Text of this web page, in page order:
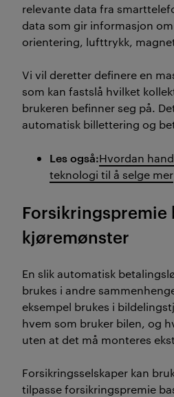
relevante data fra
data som gir informasjon
orientering, lufttrykk,
Vi vil deretter definere en
som kan fastslå hvilket
brukeren befinner seg på.
automatisk billettering og
Les også:Hvordan
teknologi til å selge mer
Forsikringspremie
kjøremønster
En slik automatisk
brukes i andre
eksempel brukes i
hvem som bruker bilen, og
uten at det må monteres
Forsikringsselskaper kan
tilpasse forsikringspremie